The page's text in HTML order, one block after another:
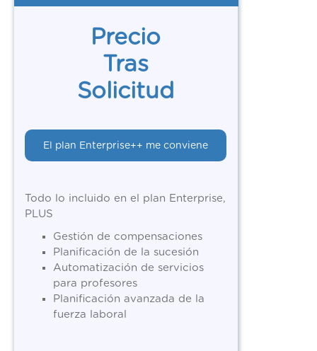
Precio
Tras
Solicitud
El plan Enterprise++ me conviene
Todo lo incluido en el plan Enterprise,
PLUS
Gestión de compensaciones
Planificación de la sucesión
Automatización de servicios
para profesores
Planificación avanzada de la
fuerza laboral